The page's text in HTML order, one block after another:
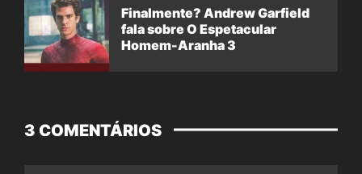
Finalmente? Andrew Garfield
fala sobre O Espetacular
Homem-Aranha 3
3 COMENTÁRIOS